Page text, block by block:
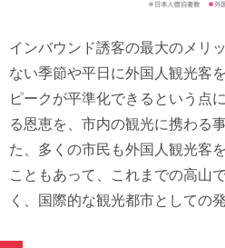
インバウンド誘客の最大のメリ
ない季節や平日に外国人観光客
ピークが平準化できるという点
る恩恵を、市内の観光に携わる
た、多くの市民も外国人観光客
こともあって、これまでの高山
く、国際的な観光都市としての